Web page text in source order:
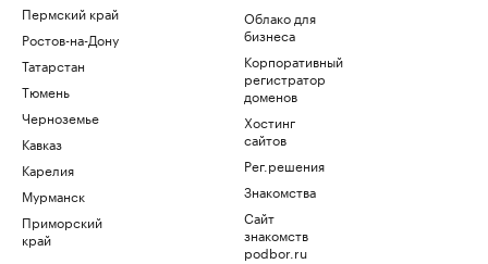
Пермский край
Ростов-на-Дону
Татарстан
Тюмень
Черноземье
Кавказ
Карелия
Мурманск
Приморский
край
Облако для
бизнеса
Корпоративный
регистратор
доменов
Хостинг
сайтов
Рег.решения
Знакомства
Сайт
знакомств
podbor.ru